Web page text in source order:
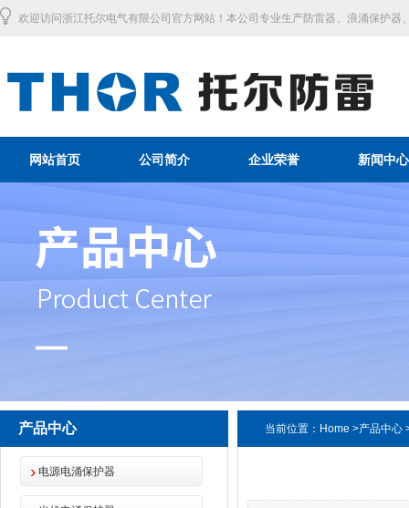
欢迎访问浙江托尔电气有限公司官方网站！本公司专业生产防雷器、浪涌保护器
网站首页 公司简介 企业荣誉 新闻中心
产品中心
电源电涌保护器
当前位置： Home >产品中心